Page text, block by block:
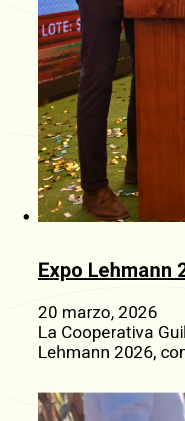
Expo Lehmann
20 marzo, 2026
La Cooperativa
Lehmann 2026,